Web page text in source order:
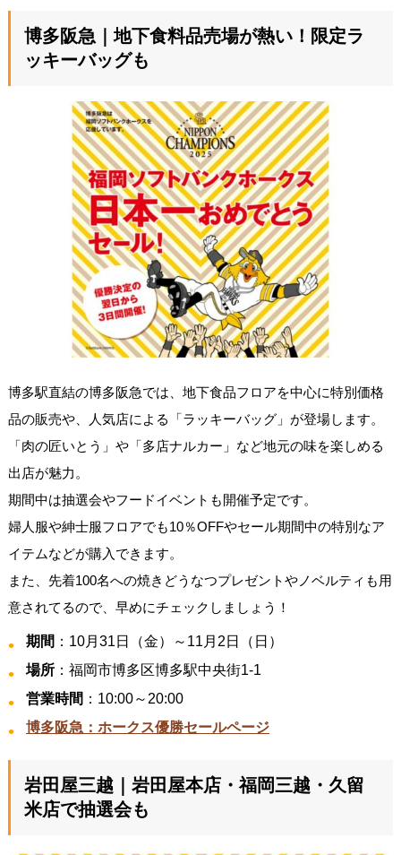
博多阪急｜地下食料品売場が熱い！限定ラ
ッキーバッグも
博多駅直結の博多阪急では、地下食品フロアを中心に特別価格
品の販売や、人気店による「ラッキーバッグ」が登場します。
「肉の匠いとう」や「多店ナルカー」など地元の味を楽しめる
出店が魅力。
期間中は抽選会やフードイベントも開催予定です。
婦人服や紳士服フロアでも10％OFFやセール期間中の特別なア
イテムなどが購入できます。
また、先着100名への焼きどうなつプレゼントやノベルティも用
意されてるので、早めにチェックしましょう！
期間 ：10月31日（金）～11月2日（日）
場所：福岡市博多区博多駅中央街1-1
営業時間 ：10:00～20:00
博多阪急：ホークス優勝セールページ
岩田屋三越｜岩田屋本店・福岡三越・久留
米店で抽選会も